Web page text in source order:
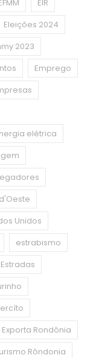
EIR
Eleições 2024
2023
Emprego
elétrica
Unidos
estrabismo
Estradas
Exporta Rondônia
Rôndonia